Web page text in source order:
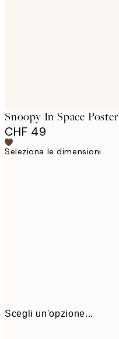
Snoopy In Space Poster
CHF 49
Seleziona le dimensioni
Scegli un'opzione...